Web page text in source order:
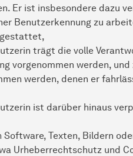
Er ist insbesondere dazu
Benutzerkennung zu
trägt die volle
vorgenommen werden,
werden, denen er
ist darüber hinaus
Software, Texten, Bildern
Urheberrechtschutz und